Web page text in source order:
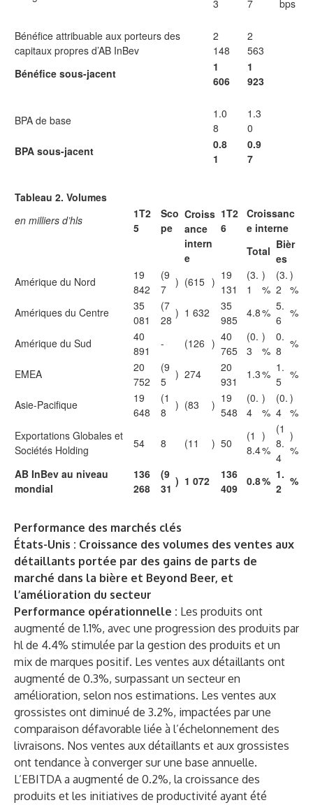
3 7 bps
Bénéfice attribuable aux porteurs des
capitaux propres d’AB InBev
2
148
2
563
Bénéfice sous-jacent
1
606
1
923
BPA de base
1.0
8
1.3
0
BPA sous-jacent
0.8
1
0.9
7
Tableau 2. Volumes
en milliers d’hls
1T2
5
Sco
pe
Croiss
ance
intern
e
1T2
6
Croissanc
e interne
Total Bièr
es
Amérique du Nord
19
842
(9
7
) (615 ) 19
131
(3.
1
)
%
(3.
2
)
%
Amériques du Centre
35
081
(7
28
) 1 632
35
985
4.8% 5.
6
%
Amérique du Sud
40
891
- (126 ) 40
765
(0.
3
)
%
0.
8
%
EMEA
20
752
(9
5
) 274
20
931
1.3% 1.
5
%
Asie-Pacifique
19
648
(1
8
) (83 ) 19
548
(0.
4
)
%
(0.
4
)
%
Exportations Globales et
Sociétés Holding
54 8 (11 ) 50
(1
8.4
)
%
(1
8.
4
)
%
AB InBev au niveau
mondial
136
268
(9
31
) 1 072
136
409
0.8% 1.
2
%
Performance des marchés clés
États-Unis : Croissance des volumes des ventes aux
détaillants portée par des gains de parts de
marché dans la bière et Beyond Beer, et
l’amélioration du secteur
Performance opérationnelle : Les produits ont
augmenté de 1.1%, avec une progression des produits par
hl de 4.4% stimulée par la gestion des produits et un
mix de marques positif. Les ventes aux détaillants ont
augmenté de 0.3%, surpassant un secteur en
amélioration, selon nos estimations. Les ventes aux
grossistes ont diminué de 3.2%, impactées par une
comparaison défavorable liée à l’échelonnement des
livraisons. Nos ventes aux détaillants et aux grossistes
ont tendance à converger sur une base annuelle.
L’EBITDA a augmenté de 0.2%, la croissance des
produits et les initiatives de productivité ayant été